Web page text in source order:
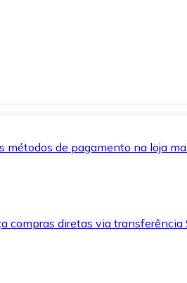
métodos de pagamento na loja
compras diretas via transferência